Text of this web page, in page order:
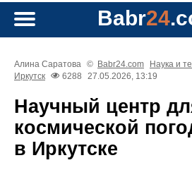
Babr24
Алина Саратова © Babr24.com Наука и
Иркутск
6288 27.05.2026, 13:19
Научный центр
космической
в Иркутске